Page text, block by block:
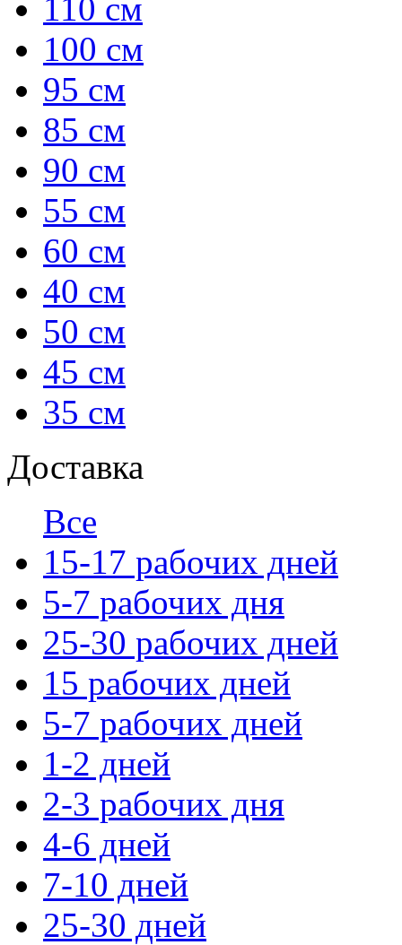
110 см
100 см
95 см
85 см
90 см
55 см
60 см
40 см
50 см
45 см
35 см
Доставка
Все
15-17 рабочих дней
5-7 рабочих дня
25-30 рабочих дней
15 рабочих дней
5-7 рабочих дней
1-2 дней
2-3 рабочих дня
4-6 дней
7-10 дней
25-30 дней